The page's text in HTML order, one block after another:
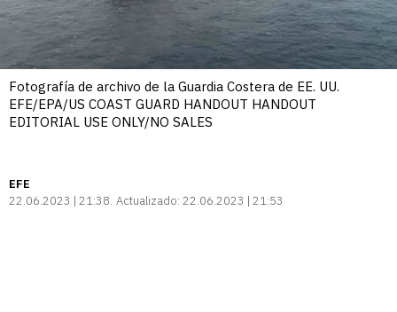
Fotografía de archivo de la Guardia Costera de EE. UU.
EFE/EPA/US COAST GUARD HANDOUT HANDOUT
EDITORIAL USE ONLY/NO SALES
EFE
22.06.2023 | 21:38 Actualizado: 22.06.2023 | 21:53